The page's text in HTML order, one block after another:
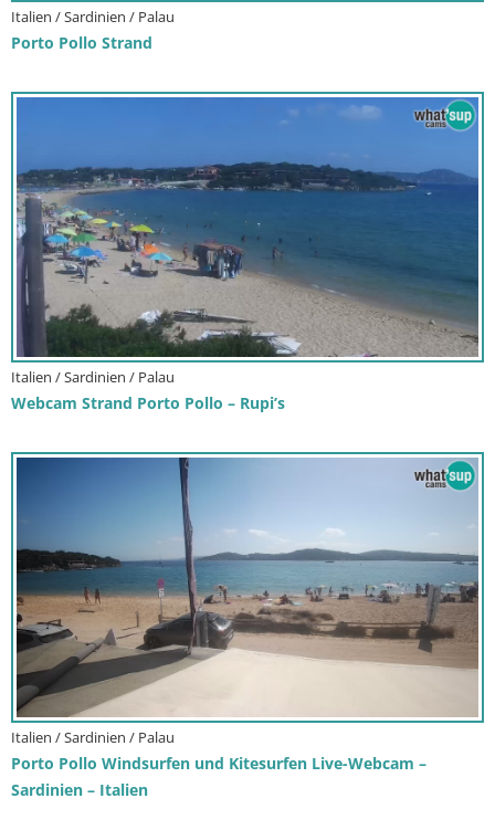
Italien / Sardinien / Palau
Porto Pollo Strand
Italien / Sardinien / Palau
Webcam Strand Porto Pollo – Rupi’s
Italien / Sardinien / Palau
Porto Pollo Windsurfen und Kitesurfen Live-Webcam –
Sardinien – Italien